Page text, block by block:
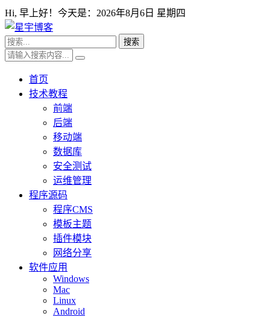
Hi, 早上好！今天是： 2026年8月6日 星期四
首页
技术教程
前端
后端
移动端
数据库
安全测试
运维管理
程序源码
程序CMS
模板主题
插件模块
网络分享
软件应用
Windows
Mac
Linux
Android